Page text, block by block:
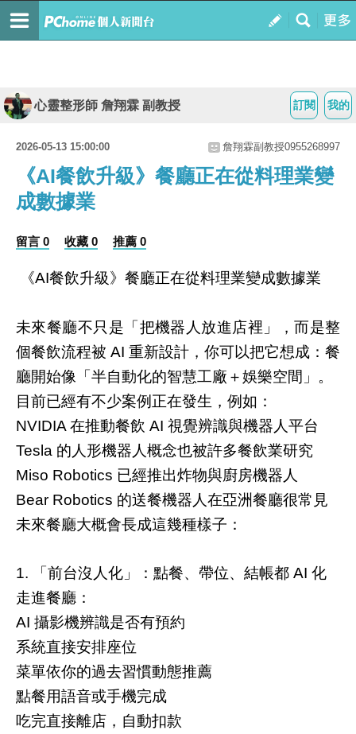
我的
訂閱
心靈整形師 詹翔霖 副教授
2026-05-13 15:00:00 詹翔霖副教授0955268997
《AI餐飲升級》餐廳正在從料理業變
成數據業
留言 0 收藏 0 推薦 0
《AI餐飲升級》餐廳正在從料理業變成數據業
未來餐廳不只是「把機器人放進店裡」，而是整
個餐飲流程被 AI 重新設計，你可以把它想成：餐
廳開始像「半自動化的智慧工廠＋娛樂空間」。
目前已經有不少案例正在發生，例如：
NVIDIA 在推動餐飲 AI 視覺辨識與機器人平台
Tesla 的人形機器人概念也被許多餐飲業研究
Miso Robotics 已經推出炸物與廚房機器人
Bear Robotics 的送餐機器人在亞洲餐廳很常見
未來餐廳大概會長成這幾種樣子：
1. 「前台沒人化」：點餐、帶位、結帳都 AI 化
走進餐廳：
AI 攝影機辨識是否有預約
系統直接安排座位
菜單依你的過去習慣動態推薦
點餐用語音或手機完成
吃完直接離店，自動扣款